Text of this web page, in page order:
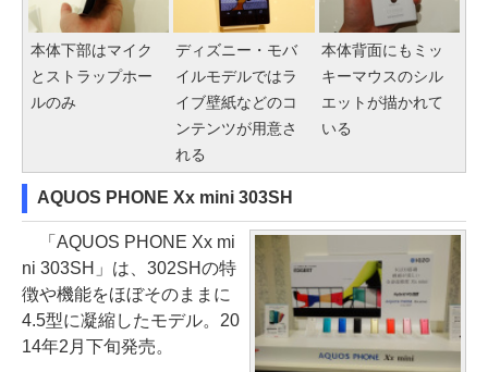
本体下部はマイク
とストラップホー
ルのみ
ディズニー・モバ
イルモデルではラ
イブ壁紙などのコ
ンテンツが用意さ
れる
本体背面にもミッ
キーマウスのシル
エットが描かれて
いる
AQUOS PHONE Xx mini 303SH
「AQUOS PHONE Xx mi
ni 303SH」は、302SHの特
徴や機能をほぼそのままに
4.5型に凝縮したモデル。20
14年2月下旬発売。